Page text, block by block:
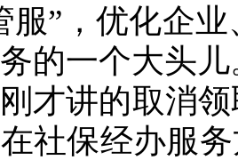
服”，优化企
的一个大头儿
才讲的取消
社保经办服